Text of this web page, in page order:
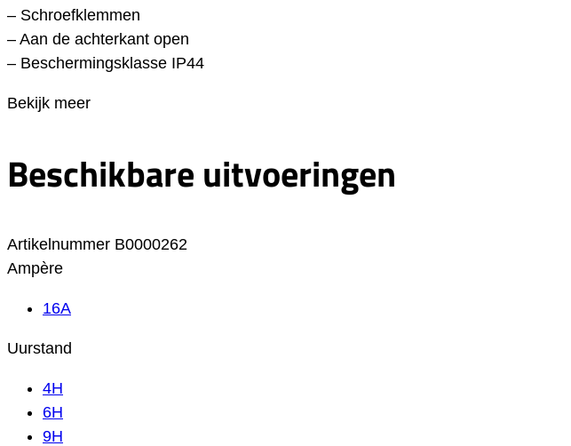
– Schroefklemmen
– Aan de achterkant open
– Beschermingsklasse IP44
Bekijk meer
Beschikbare uitvoeringen
Artikelnummer B0000262
Ampère
16A
Uurstand
4H
6H
9H